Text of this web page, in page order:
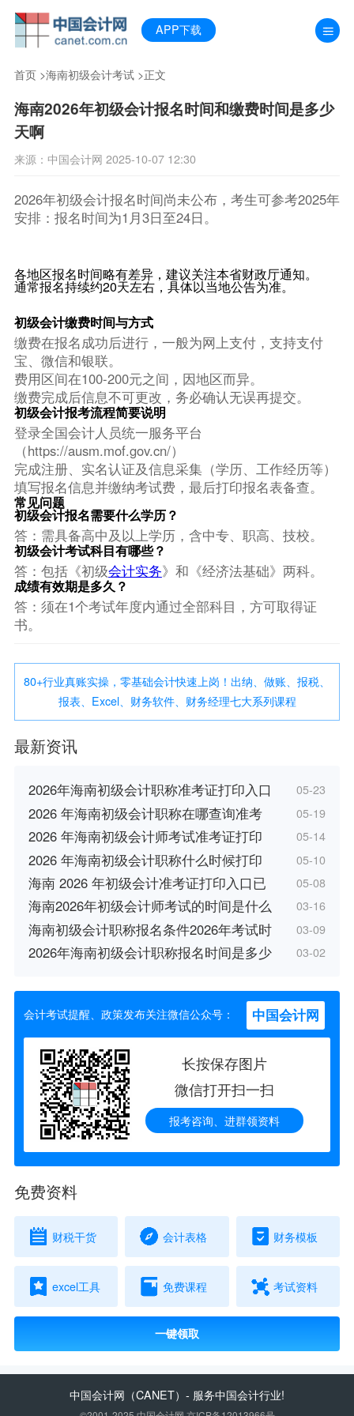
APP下载
首页>海南初级会计考试>正文
海南2026年初级会计报名时间和缴费时间是多少
天啊
来源：中国会计网 2025-10-07 12:30
2026年初级会计报名时间尚未公布，考生可参考2025年
安排：报名时间为1月3日至24日。
各地区报名时间略有差异，建议关注本省财政厅通知。
通常报名持续约20天左右，具体以当地公告为准。
初级会计缴费时间与方式
缴费在报名成功后进行，一般为网上支付，支持支付
宝、微信和银联。
费用区间在100-200元之间，因地区而异。
缴费完成后信息不可更改，务必确认无误再提交。
初级会计报考流程简要说明
登录全国会计人员统一服务平台
（https://ausm.mof.gov.cn/）
完成注册、实名认证及信息采集（学历、工作经历等）
填写报名信息并缴纳考试费，最后打印报名表备查。
常见问题
初级会计报名需要什么学历？
答：需具备高中及以上学历，含中专、职高、技校。
初级会计考试科目有哪些？
答：包括《初级会计实务》和《经济法基础》两科。
成绩有效期是多久？
答：须在1个考试年度内通过全部科目，方可取得证
书。
80+行业真账实操，零基础会计快速上岗！出纳、做账、报税、
报表、Excel、财务软件、财务经理七大系列课程
最新资讯
2026年海南初级会计职称准考证打印入口 05-23
2026 年海南初级会计职称在哪查询准考 05-19
2026 年海南初级会计师考试准考证打印 05-14
2026 年海南初级会计职称什么时候打印 05-10
海南 2026 年初级会计准考证打印入口已 05-08
海南2026年初级会计师考试的时间是什么 03-16
海南初级会计职称报名条件2026年考试时 03-09
2026年海南初级会计职称报名时间是多少 03-02
会计考试提醒、政策发布关注微信公众号： 中国会计网
长按保存图片
微信打开扫一扫
报考咨询、进群领资料
免费资料
财税干货 会计表格 财务模板
excel工具 免费课程 考试资料
一键领取
中国会计网 （CANET）- 服务中国会计行业!